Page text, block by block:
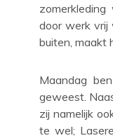
door werk vrij
buiten, maakt
Maandag
geweest.
zij namelijk
te wel;